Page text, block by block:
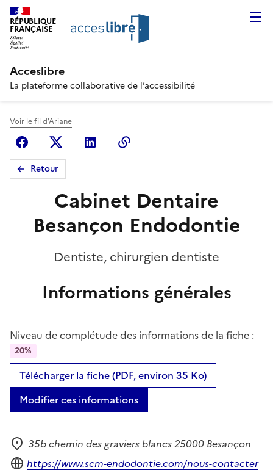
RÉPUBLIQUE
FRANÇAISE
Acceslibre
La plateforme collaborative de l’accessibilité
Voir le fil d'Ariane
FacebookX (anciennement Twitter)
Linkedin
Retour
Cabinet Dentaire
Besançon Endodontie
Dentiste, chirurgien dentiste
Informations générales
Niveau de complétude des informations de la fiche :
20%
Télécharger la fiche (PDF, environ 35 Ko)
Modifier ces informations
Adresse
35b chemin des graviers blancs 25000 Besançon
Site internet
https://www.scm-endodontie.com/nous-contacter